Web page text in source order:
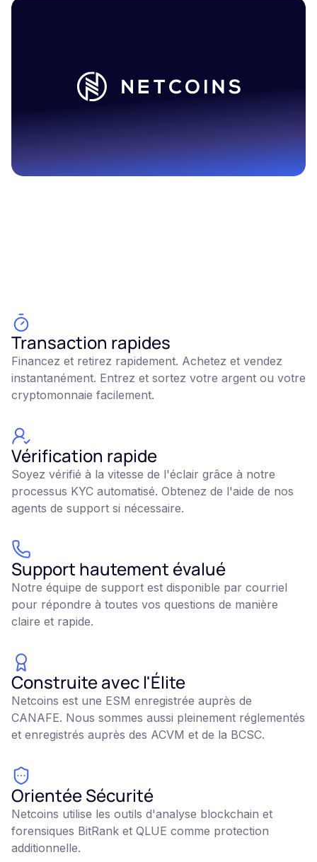
Transaction rapides
Financez et retirez rapidement. Achetez et vendez
instantanément. Entrez et sortez votre argent ou votre
cryptomonnaie facilement.
Vérification rapide
Soyez vérifié à la vitesse de l'éclair grâce à notre
processus KYC automatisé. Obtenez de l'aide de nos
agents de support si nécessaire.
Support hautement évalué
Notre équipe de support est disponible par courriel
pour répondre à toutes vos questions de manière
claire et rapide.
Construite avec l'Élite
Netcoins est une ESM enregistrée auprès de
CANAFE. Nous sommes aussi pleinement réglementés
et enregistrés auprès des ACVM et de la BCSC.
Orientée Sécurité
Netcoins utilise les outils d'analyse blockchain et
forensiques BitRank et QLUE comme protection
additionnelle.